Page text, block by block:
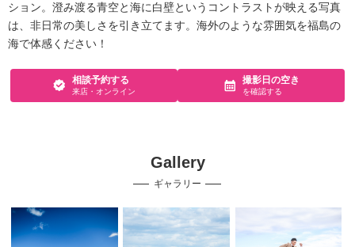
ション。澄み渡る青空と海に白壁というコントラストが映える写真
は、非日常の美しさを引き立てます。海外のような雰囲気を福島の
海で体感ください！
相談予約する
来店・オンライン
撮影日の空き
を確認する
Gallery
ギャラリー